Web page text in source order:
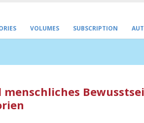
VOLUMES SUBSCRIPTION